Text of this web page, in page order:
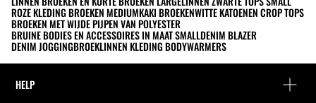
ROZE KLEDING BROEKEN MEDIUMKAKI BROEKENWITTE KATOENEN CROP TOPS
BROEKEN MET WIJDE PIJPEN VAN POLYESTER
BRUINE BODIES EN ACCESSOIRES IN MAAT SMALLDENIM BLAZER
DENIM JOGGINGBROEKLINNEN KLEDING BODYWARMERS
HELP